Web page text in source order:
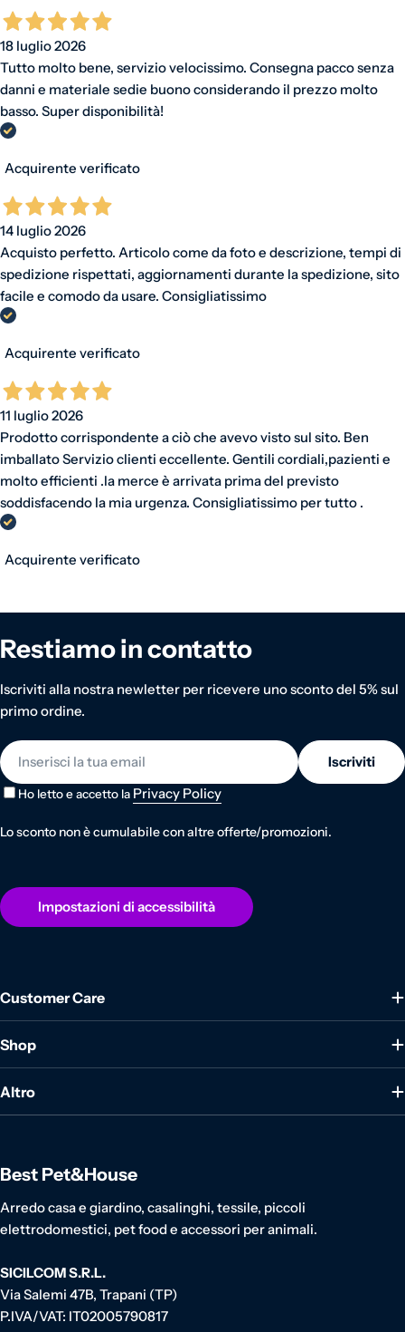
18 luglio 2026
Tutto molto bene, servizio velocissimo. Consegna pacco senza
danni e materiale sedie buono considerando il prezzo molto
basso. Super disponibilità!
Acquirente verificato
14 luglio 2026
Acquisto perfetto. Articolo come da foto e descrizione, tempi di
spedizione rispettati, aggiornamenti durante la spedizione, sito
facile e comodo da usare. Consigliatissimo
Acquirente verificato
11 luglio 2026
Prodotto corrispondente a ciò che avevo visto sul sito. Ben
imballato Servizio clienti eccellente. Gentili cordiali,pazienti e
molto efficienti .la merce è arrivata prima del previsto
soddisfacendo la mia urgenza. Consigliatissimo per tutto .
Acquirente verificato
Restiamo in contatto
Iscriviti alla nostra newletter per ricevere uno sconto del 5% sul
primo ordine.
E-mail
Iscriviti
Ho letto e accetto la Privacy Policy
Lo sconto non è cumulabile con altre offerte/promozioni.
Impostazioni di accessibilità
Customer Care
Shop
Altro
Best Pet&House
Arredo casa e giardino, casalinghi, tessile, piccoli
elettrodomestici, pet food e accessori per animali.
SICILCOM S.R.L.
Via Salemi 47B, Trapani (TP)
P.IVA/VAT: IT02005790817